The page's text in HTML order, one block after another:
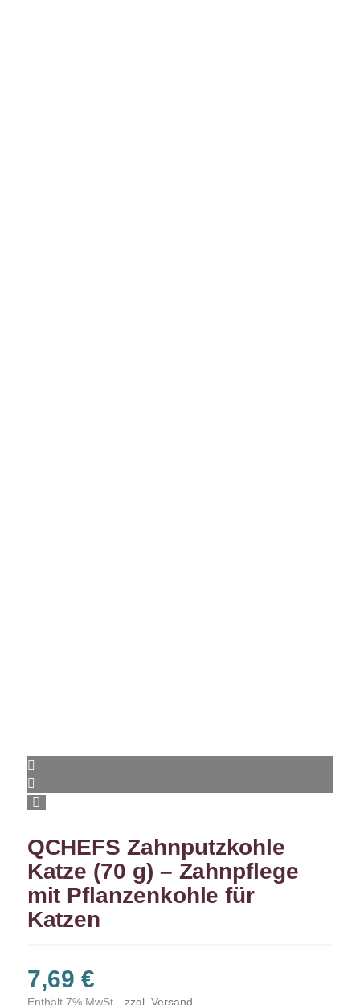
QCHEFS Zahnputzkohle
Katze (70 g) – Zahnpflege
mit Pflanzenkohle für
Katzen
7,69 €
Enthält 7% MwSt, zzgl. Versand